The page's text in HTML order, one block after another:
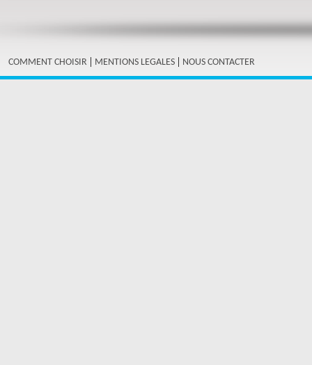
COMMENT CHOISIR | MENTIONS LEGALES | NOUS CONTACTER